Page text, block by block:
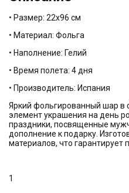
• Размер: 22х96 см
• Материал: Фольга
• Наполнение: Гелий
• Время полета: 4 дня
• Производитель: Испания
Яркий фольгированный шар
элемент украшения на день
праздники, посвященные
дополнение к подарку.
материалов, что гарантирует
1